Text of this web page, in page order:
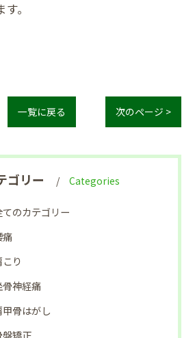
。
一覧に戻る 次のページ >
ゴリー Categories
てのカテゴリー
痛
こり
骨神経痛
甲骨はがし
盤矯正